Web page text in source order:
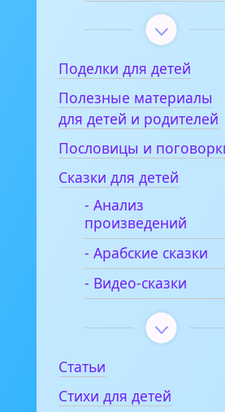
Поделки для детей
Полезные материалы
для детей и родителей
Пословицы и
Сказки для детей
- Анализ
произведений
- Арабские сказки
- Видео-сказки
Статьи
Стихи для детей